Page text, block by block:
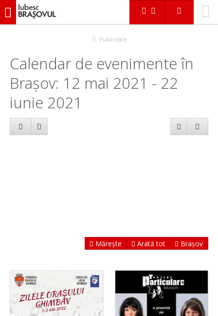
iubescbraşovul.ro
Publicitate
Calendar de evenimente în
Brașov: 12 mai 2021 - 22
iunie 2021
Mărește Arată tot Brașov